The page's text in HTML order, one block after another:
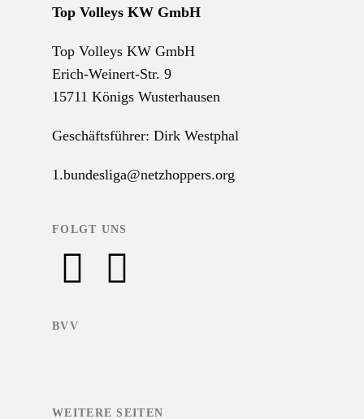
Top Volleys KW GmbH
Top Volleys KW GmbH
Erich-Weinert-Str. 9
15711 Königs Wusterhausen
Geschäftsführer: Dirk Westphal
1.bundesliga@netzhoppers.org
FOLGT UNS
BVV
WEITERE SEITEN